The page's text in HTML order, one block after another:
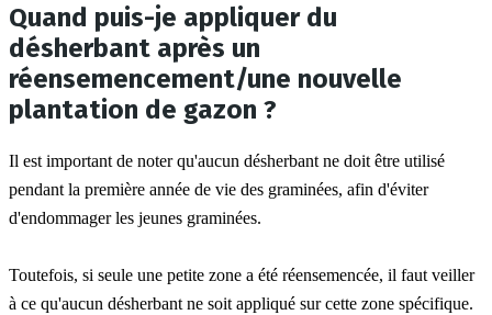
Quand puis-je appliquer du
désherbant après un
réensemencement/une nouvelle
plantation de gazon ?
Il est important de noter qu'aucun désherbant ne doit être utilisé
pendant la première année de vie des graminées, afin d'éviter
d'endommager les jeunes graminées.
Toutefois, si seule une petite zone a été réensemencée, il faut veiller
à ce qu'aucun désherbant ne soit appliqué sur cette zone spécifique.